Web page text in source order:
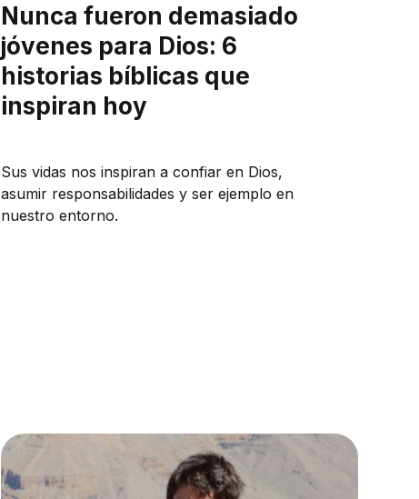
Nunca fueron demasiado
jóvenes para Dios: 6
historias bíblicas que
inspiran hoy
Sus vidas nos inspiran a confiar en Dios,
asumir responsabilidades y ser ejemplo en
nuestro entorno.